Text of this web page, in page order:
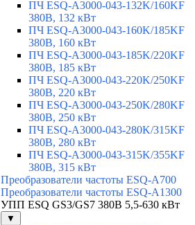
ПЧ ESQ-A3000-043-132K/160KF
380В, 132 кВт
ПЧ ESQ-A3000-043-160K/185KF
380В, 160 кВт
ПЧ ESQ-A3000-043-185K/220KF
380В, 185 кВт
ПЧ ESQ-A3000-043-220K/250KF
380В, 220 кВт
ПЧ ESQ-A3000-043-250K/280KF
380В, 250 кВт
ПЧ ESQ-A3000-043-280K/315KF
380В, 280 кВт
ПЧ ESQ-A3000-043-315K/355KF
380В, 315 кВт
Преобразователи частоты ESQ-A700
Преобразователи частоты ESQ-A1300
УПП ESQ GS3/GS7 380В 5,5-630 кВт
▼